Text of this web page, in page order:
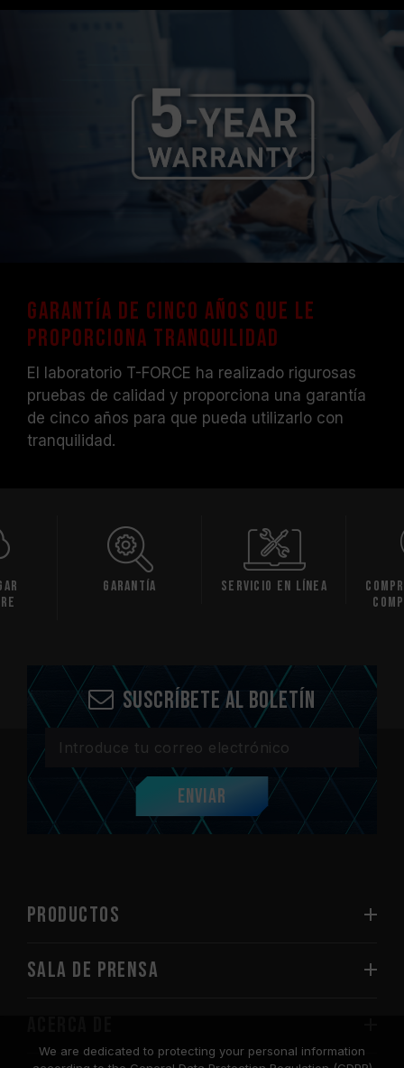
Garantía de cinco años que le
proporciona tranquilidad
El laboratorio T-FORCE ha realizado rigurosas
pruebas de calidad y proporciona una garantía
de cinco años para que pueda utilizarlo con
tranquilidad.
Garantía Servicio en línea
Suscríbete al boletín
Enviar
PRODUCTOS
Sala de prensa
We are dedicated to protecting your personal information